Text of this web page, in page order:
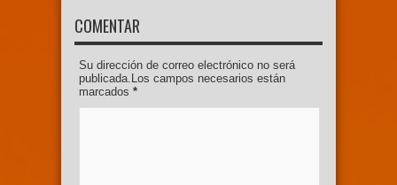
COMENTAR
Su dirección de correo electrónico no será
publicada.Los campos necesarios están
marcados *